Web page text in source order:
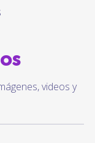
videos y